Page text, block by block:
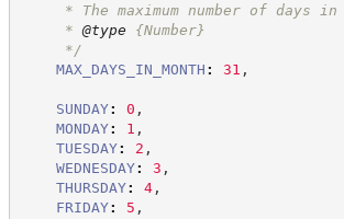
* The maximum number of days in
* @type
{Number}
*/
MAX_DAYS_IN_MONTH : 31 ,
SUNDAY: 0 ,
MONDAY: 1 ,
TUESDAY: 2 ,
WEDNESDAY: 3 ,
THURSDAY: 4,
FRIDAY: 5 ,